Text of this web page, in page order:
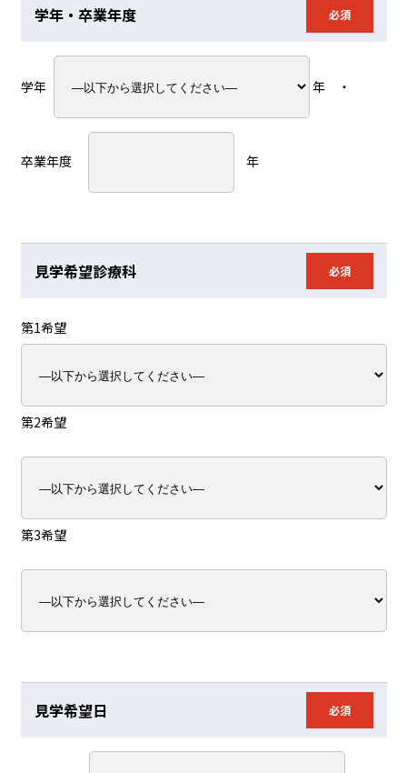
必須
学年・卒業年度
学年 年 ・
卒業年度 年
必須
見学希望診療科
第1希望
第2希望
第3希望
必須
見学希望日